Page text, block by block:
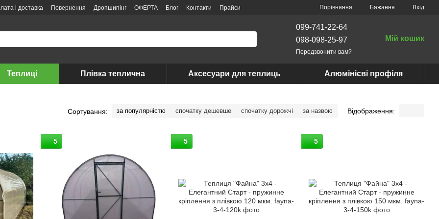
і доставка Повернення Дропшипінг ОФЕРТА Блог Контакти Прайси Порівняння Бажання Вхід
099-741-22-64
098-098-25-97
Передзвонити вам?
Мій кошик
Теплиці Плівка теплична Аксесуари для теплиць Алюмінієві профіля
Сортування: за популярністю спочатку дешевше спочатку дорожчі за назвою Відображення:
5 5 5